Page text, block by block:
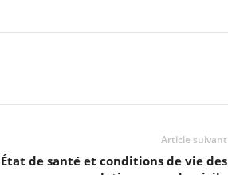
Article suivant
État de santé et conditions de vie des